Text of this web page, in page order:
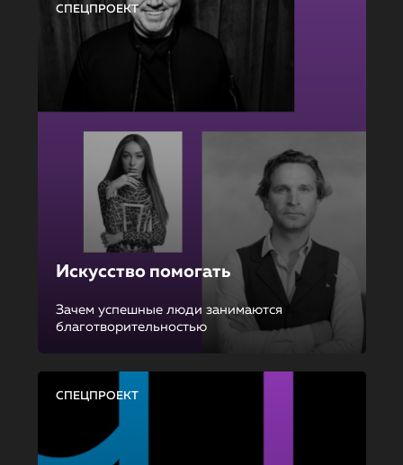
СПЕЦПРОЕКТ
Искусство помогать
Зачем успешные люди занимаются
благотворительностью
СПЕЦПРОЕКТ